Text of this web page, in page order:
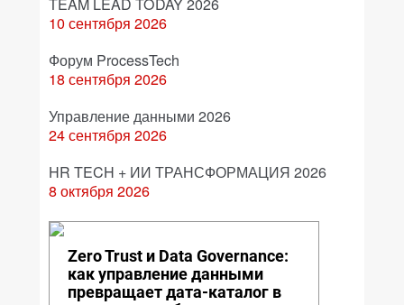
10 сентября 2026
Форум ProcessTech
18 сентября 2026
Управление данными 2026
24 сентября 2026
HR TECH + ИИ ТРАНСФОРМАЦИЯ 2026
8 октября 2026
Zero Trust и Data Governance:
как управление данными
превращает дата-каталог в